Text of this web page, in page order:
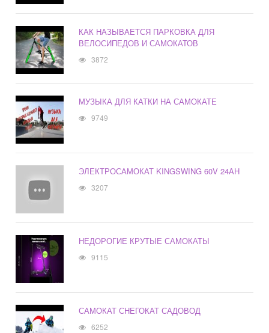
КАК НАЗЫВАЕТСЯ ПАРКОВКА ДЛЯ
ВЕЛОСИПЕДОВ И САМОКАТОВ
3872
МУЗЫКА ДЛЯ КАТКИ НА САМОКАТЕ
9749
ЭЛЕКТРОСАМОКАТ KINGSWING 60V 24AH
3207
НЕДОРОГИЕ КРУТЫЕ САМОКАТЫ
9115
САМОКАТ СНЕГОКАТ САДОВОД
6252